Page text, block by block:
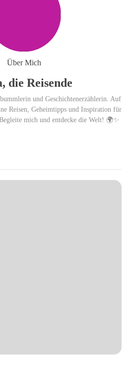
erleben mit Builder
sicher, persönlich und gut
Über Mich
die Reisende
und Geschichtenerzählerin. Auf
Reisen, Geheimtipps und Inspiration für
mich und entdecke die Welt! 🌍✨